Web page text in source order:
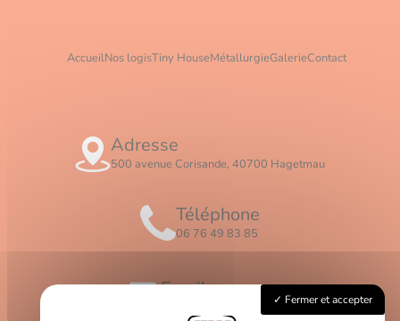
AccueilNos logisTiny HouseMétallurgieGalerieContact
Adresse
500 avenue Corisande, 40700 Hagetmau
Téléphone
06 76 49 83 85
Email
contact@logis-ceros.fr Fermer et accepter